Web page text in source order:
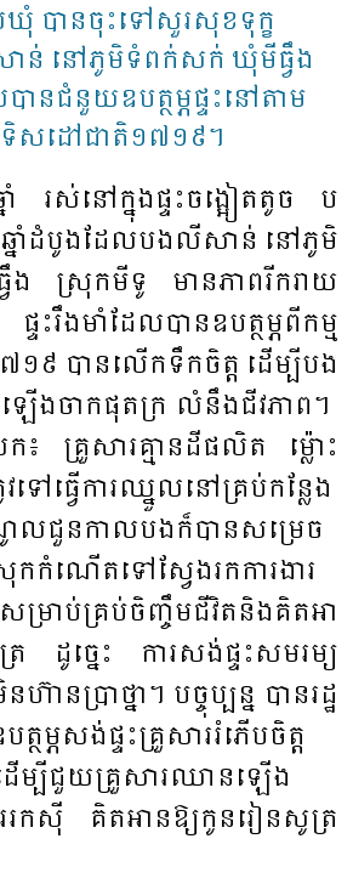
ឃុំ បានចុះទៅសួរសុខទុក្ខ
ន់ នៅភូមិទំពក់សក់ ឃុំមីធ្វឹង
នជំនួយឧបត្ថម្ភផ្ទះនៅតាម
ទិសដៅជាតិ១៧១៩។
នាំ រស់​នៅ​ក្នុង​ផ្ទះ​ចង្អៀតតូច ប​
ឆ្នាំដំបូង​ដែល​បង​លីសាន់ ​នៅ​ភូមិ​
ស្រុក​មី​ទូ ​មាន​ភាព​រីក​រាយ​​
ទះ​រឹង​មាំ​ដែល​បាន​ឧប​ត្ថម្ភ​ពីកម្ម​
៩ ​បាន​​លើក​ទឹក​ចិត្ត​​ ដើម្បី​បង​
ឡើង​ចាក​ផុត​ក្រ​ លំ​នឹង​ជីវភាព​។
៖ ​គ្រួសារ​គ្មាន​ដី​ផលិត ​ម៉្ល៉ោះ
ទៅ​ធ្វើការ​ឈ្នួលនៅ​គ្រប់កន្លែង
ណូល​ជួន​កាល​បង​ក៏បានសម្រេច​
ក​កំ​ណើត​ទៅ​ស្វែង​រកការ​ងារ
សម្រាប់​គ្រប់​ចិញ្ចឹម​ជីវិត​និង​គិត​អា​
ដូច្នេះ​ ការ​សង់​ផ្ទះ​សម​រម្យ​
ានប្រាថ្នា។​ បច្ចុប្បន្ន ​បាន​រដ្ឋ​
ថម្ភ​សង់​ផ្ទះ​គ្រួសារ​រំភើប​ចិត្ត
ត​ដើម្បីជួយ​គ្រួសារ​​ឈាន​ឡើង​
ារ​រកស៊ី ​គិត​អា​នឱ្យ​កូន​រៀន​សូត្រ​